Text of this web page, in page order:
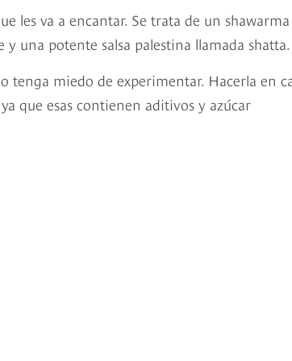
les va a encantar. Se trata de un
una potente salsa palestina llamada shatta.
tenga miedo de experimentar. Hacerla en
que esas contienen aditivos y azúcar